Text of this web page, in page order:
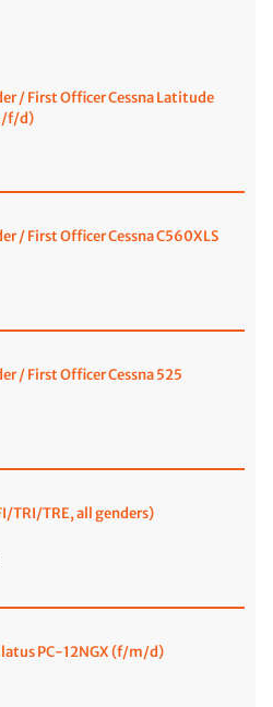
/ First Officer Cessna Latitude
f/d)
/ First Officer Cessna C560XLS
/ First Officer Cessna 525
TRI/TRE, all genders)
PC-12NGX (f/m/d)